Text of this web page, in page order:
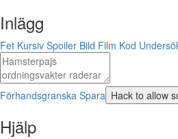
Inlägg
Fet Kursiv Spoiler Bild Film Kod
Förhandsgranska Spara
Hjälp